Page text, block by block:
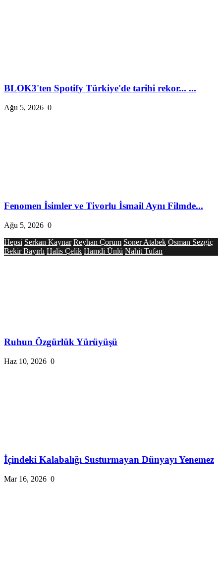
BLOK3'ten Spotify Türkiye'de tarihi rekor... ...
Ağu 5, 2026 0
Fenomen İsimler ve Tivorlu İsmail Aynı Filmde...
Ağu 5, 2026 0
Hepsi Serkan Kaynar Reyhan Çorum Soner Atabek Osman Sezgiç
Bekir Bayırlı Halis Çelik Hamdi Ünlü Nahit Tufan
Ruhun Özgürlük Yürüyüşü
Haz 10, 2026 0
İçindeki Kalabalığı Susturmayan Dünyayı Yenemez
Mar 16, 2026 0